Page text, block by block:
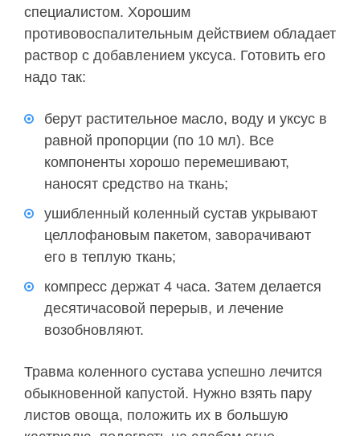
специалистом. Хорошим
противовоспалительным действием обладает
раствор с добавлением уксуса. Готовить его
надо так:
берут растительное масло, воду и уксус в
равной пропорции (по 10 мл). Все
компоненты хорошо перемешивают,
наносят средство на ткань;
ушибленный коленный сустав укрывают
целлофановым пакетом, заворачивают
его в теплую ткань;
компресс держат 4 часа. Затем делается
десятичасовой перерыв, и лечение
возобновляют.
Травма коленного сустава успешно лечится
обыкновенной капустой. Нужно взять пару
листов овоща, положить их в большую